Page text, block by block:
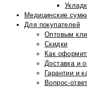
Медицинские
Для покупателей
Оптовым
Скидки
Как
Доставка и
Гарантии и
Вопрос-ответ